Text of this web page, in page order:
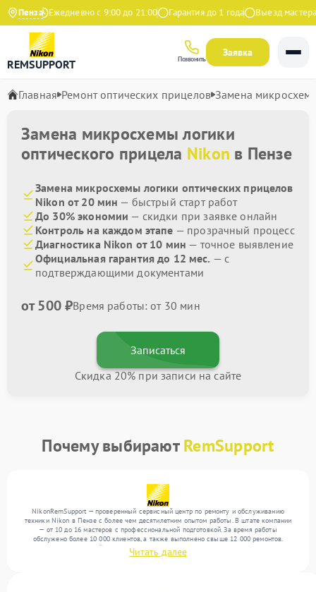
ПензаЕжедневно с 9:00 до 21:00 Гарантия до 1 года Выезд мастера
REMSUPPORT Позвонить
Заявка
Главная Ремонт оптических прицелов Замена
Замена микросхемы логики
оптического прицела Nikon в Пензе
Замена микросхемы логики оптических прицелов
Nikon от 20 мин — быстрый старт работ
До 30% экономии — скидки при заявке онлайн
Контроль на каждом этапе — прозрачный процесс
Диагностика Nikon от 10 мин — точное выявление
Официальная гарантия до 12 мес. — с
подтверждающими документами
от 500 ₽Время работы: от 30 мин
Записаться
Скидка 20% при записи на сайте
Почему выбираютRemSupport
NikonRemSupport — проверенный сервисный центр по ремонту и обслуживанию
техники Nikon в Пензе с более чем десятилетним опытом работы. В штате компании
— от 10 до 16 мастеров с профессиональной подготовкой. За время работы
обслужено более 10 000 клиентов, а также выполнено свыше 12 000 ремонтов.
Ежемесячно в сервисный центр поступает свыше 300 единиц техники, включая , , . Мы
работаем с широким спектром неисправностей и гарантируем высокое качество
Читать далее